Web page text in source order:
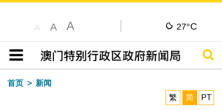
A A A 27°C
目录
搜寻
首页
新闻
繁
简 PT